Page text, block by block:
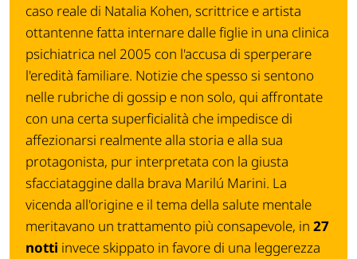
caso reale di Natalia Kohen, scrittrice e artista
ottantenne fatta internare dalle figlie in una clinica
psichiatrica nel 2005 con l'accusa di sperperare
l'eredità familiare. Notizie che spesso si sentono
nelle rubriche di gossip e non solo, qui affrontate
con una certa superficialità che impedisce di
affezionarsi realmente alla storia e alla sua
protagonista, pur interpretata con la giusta
sfacciataggine dalla brava Marilú Marini. La
vicenda all'origine e il tema della salute mentale
meritavano un trattamento più consapevole, in 27
notti invece skippato in favore di una leggerezza